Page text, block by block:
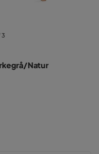
3
Natur